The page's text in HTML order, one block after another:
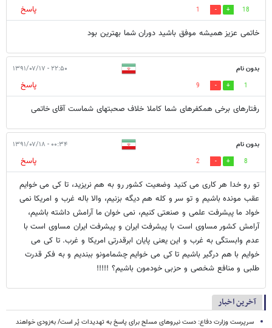
18
1
پاسخ
خاتمی عزیز همیشه موفق باشید دوران شما بهترین بود
بدون نام ۲۲:۵۰ - ۱۳۹۱/۰۷/۱۷
1
9
پاسخ
رفتارهای برخی همکفرهای شما کاملا خلاف صحبتهای شماست آقای خاتمی
بدون نام ۰۰:۳۴ - ۱۳۹۱/۰۷/۱۸
8
2
پاسخ
تو رو خدا هر کاری می کنید وضعیت کشور رو به هم نریزید، تا کی می خوایم
عقب مونده باشیم و تو سر و کله هم دیگه بزنیم، والا باله غرب و امریکا نمی
خواد ما پیشرفت علمی و صنعتی کنیم، نمی خوان ما آرامش داشته باشیم،
آرامش کشور مساوی است با پیشرفت ایران و پیشرفت ایران مساوی است با
عدم وابستگی به غرب و این یعنی پایان ابرقدرتی امریکا و غرب. تا کی می
خوایم با هم درگیر باشیم تا کی می خوایم چشمامونو ببندیم و به فکر قدرت
طلبی و منافع شخصی و حزبی خودمون باشیم؟ !!!!!
آخرین اخبار
سرپرست وزارت دفاع: دست نیروهای مسلح برای پاسخ به تهدیدات پُر است/ به‌زودی خواهند